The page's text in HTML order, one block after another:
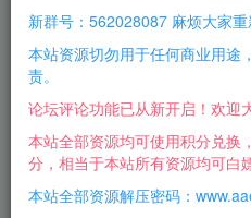
游戏介绍：
1.带背包神器 触发杀怪获取货
Buff、新增杀怪获取魂环Buff
版)，版本内容较多
3.添加了动态刷怪
新群号：562028087 麻烦大家重
本站资源切勿用于任何商业用途
责。
论坛评论功能已从新开启！欢迎
本站全部资源均可使用积分兑换
分，相当于本站所有资源均可白
本站全部资源解压密码：